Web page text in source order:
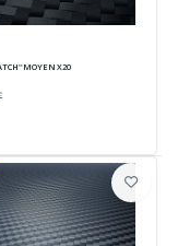
'PLUG-N-PATCH''MOYEN X20